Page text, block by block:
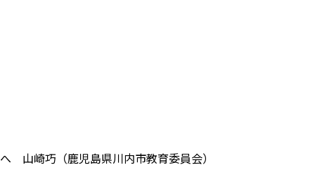
山崎巧（鹿児島県川内市教育委員会）